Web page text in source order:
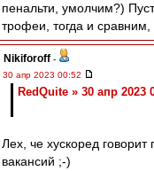
пенальти, умолчим?)
трофеи, тогда и сравним,
Nikiforoff -
30 апр 2023 00:52
RedQuite » 30 апр 2023
Лех, че хускоред
вакансий ;-)